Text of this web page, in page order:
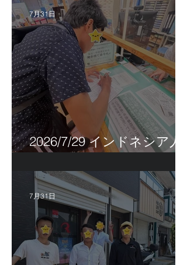
2026/7/29 インドネシア人
7月31日
7月31日